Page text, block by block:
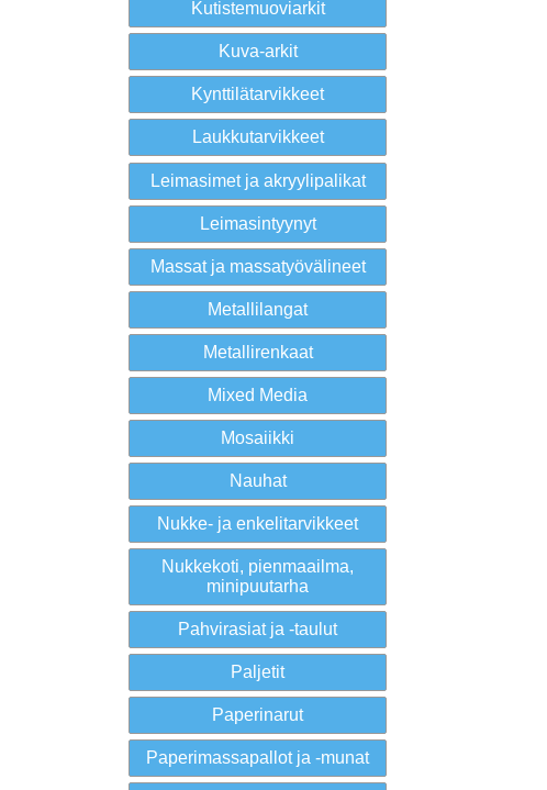
Kutistemuoviarkit
Kuva-arkit
Kynttilätarvikkeet
Laukkutarvikkeet
Leimasimet ja akryylipalikat
Leimasintyynyt
Massat ja massatyövälineet
Metallilangat
Metallirenkaat
Mixed Media
Mosaiikki
Nauhat
Nukke- ja enkelitarvikkeet
Nukkekoti, pienmaailma,
minipuutarha
Pahvirasiat ja -taulut
Paljetit
Paperinarut
Paperimassapallot ja -munat